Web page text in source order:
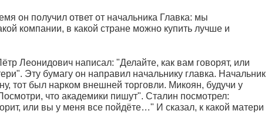
он получил ответ от начальника Главка: мы
компании, в какой стране можно купить лучше и
Леонидович написал: "Делайте, как вам говорят, или
Эту бумагу он направил начальнику главка. Начальник
тот был нарком внешней торговли. Микоян, будучи у
что академики пишут". Сталин посмотрел:
или вы у меня все пойдёте…" И сказал, к какой матери